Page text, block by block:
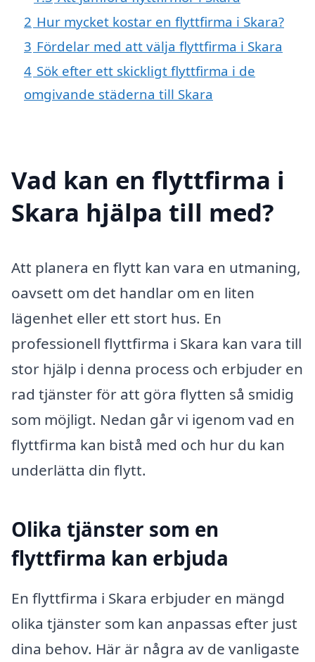
2 Hur mycket kostar en flyttfirma i Skara?
3 Fördelar med att välja flyttfirma i Skara
4 Sök efter ett skickligt flyttfirma i de
omgivande städerna till Skara
Vad kan en flyttfirma i
Skara hjälpa till med?
Att planera en flytt kan vara en utmaning,
oavsett om det handlar om en liten
lägenhet eller ett stort hus. En
professionell flyttfirma i Skara kan vara till
stor hjälp i denna process och erbjuder en
rad tjänster för att göra flytten så smidig
som möjligt. Nedan går vi igenom vad en
flyttfirma kan bistå med och hur du kan
underlätta din flytt.
Olika tjänster som en
flyttfirma kan erbjuda
En flyttfirma i Skara erbjuder en mängd
olika tjänster som kan anpassas efter just
dina behov. Här är några av de vanligaste